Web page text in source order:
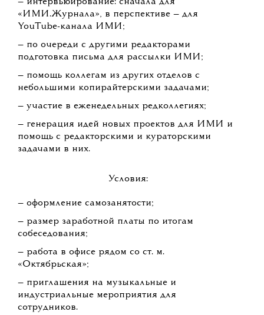
— интервьюирование: сначала для
«ИМИ.Журнала», в перспективе — для
YouTube-канала ИМИ;
— по очереди с другими редакторами
подготовка письма для рассылки ИМИ;
— помощь коллегам из других отделов с
небольшими копирайтерскими задачами;
— участие в еженедельных редколлегиях;
— генерация идей новых проектов для ИМИ и
помощь с редакторскими и кураторскими
задачами в них.
Условия:
— оформление самозанятости;
— размер заработной платы по итогам
собеседования;
— работа в офисе рядом со ст. м.
«Октябрьская»;
— приглашения на музыкальные и
индустриальные мероприятия для
сотрудников.